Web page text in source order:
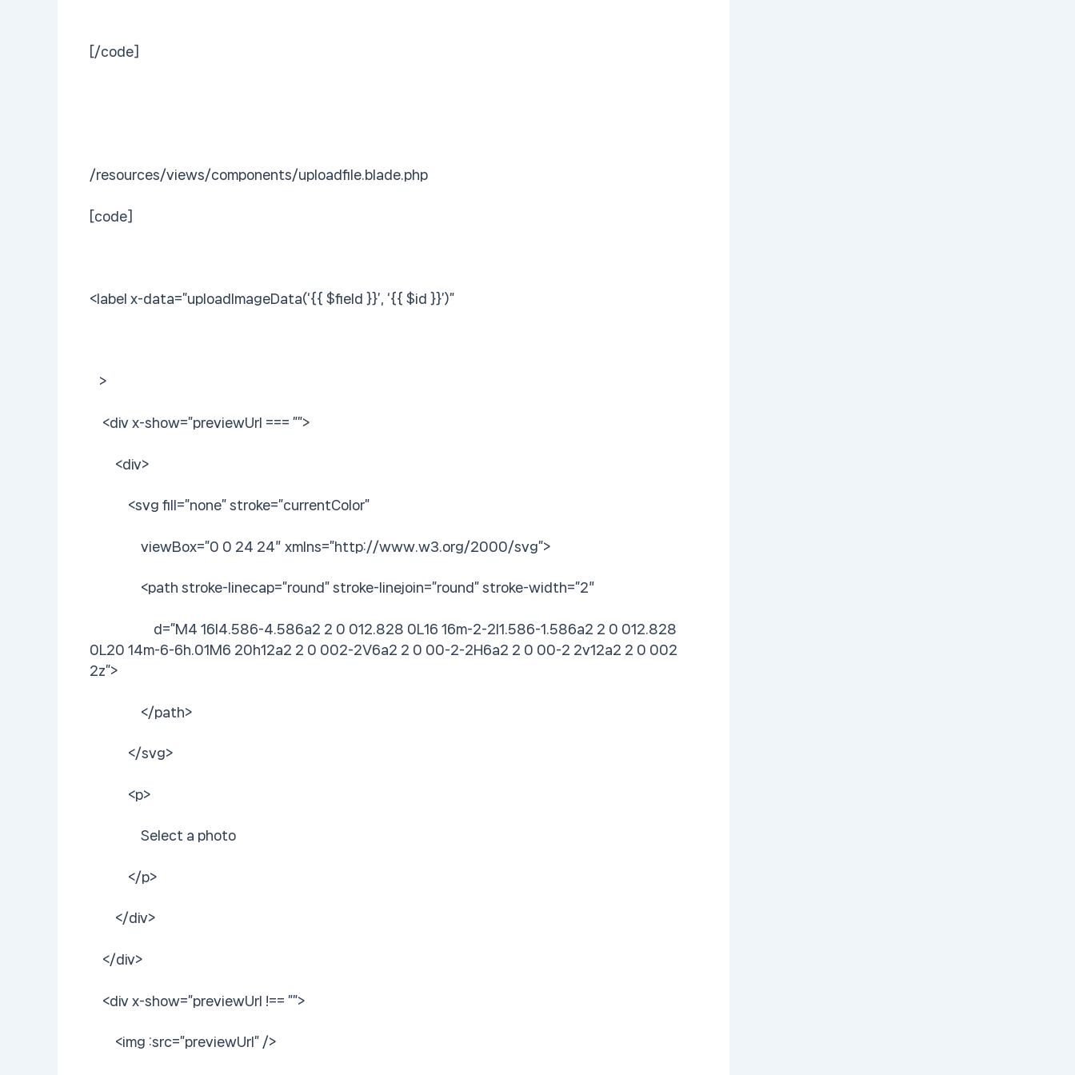
[/code]
/resources/views/components/uploadfile.blade.php
[code]
<label x-data=”uploadImageData(‘{{ $field }}’, ‘{{ $id }}’)”
>
<div x-show=”previewUrl === ””>
<div>
<svg fill=”none” stroke=”currentColor”
viewBox=”0 0 24 24″ xmlns=”http://www.w3.org/2000/svg”>
<path stroke-linecap=”round” stroke-linejoin=”round” stroke-width=”2″
d=”M4 16l4.586-4.586a2 2 0 012.828 0L16 16m-2-2l1.586-1.586a2 2 0 012.828
0L20 14m-6-6h.01M6 20h12a2 2 0 002-2V6a2 2 0 00-2-2H6a2 2 0 00-2 2v12a2 2 0 002
2z”>
</path>
</svg>
<p>
Select a photo
</p>
</div>
</div>
<div x-show=”previewUrl !== ””>
<img :src=”previewUrl” />